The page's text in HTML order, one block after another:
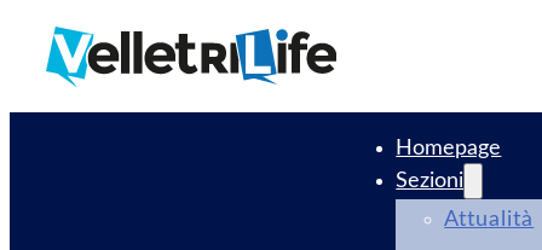
Homepage
Sezioni
Attualità